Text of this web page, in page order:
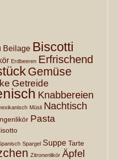
Beilage Biscotti
Erdbeeren Erfrischend
Gemüse
Getreide
Knabbereien
Müsli Nachtisch
Pasta
Spargel Suppe Tarte
Zitronenlikör Äpfel